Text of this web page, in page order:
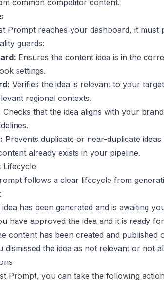
common competitor content.
Prompt reaches your dashboard, it must
guards:
Ensures the content idea is in the
settings.
Verifies the idea is relevant to your
regional contexts.
Checks that the idea aligns with your
Prevents duplicate or near-duplicate
already exists in your pipeline.
Lifecycle
follows a clear lifecycle from
idea has been generated and is awaiting
have approved the idea and it is ready
content has been created and published
dismissed the idea as not relevant or not
Prompt, you can take the following